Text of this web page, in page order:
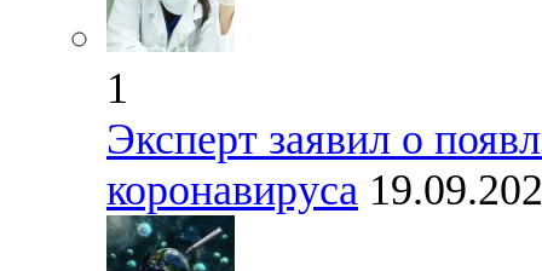
1
Эксперт заявил о
коронавируса